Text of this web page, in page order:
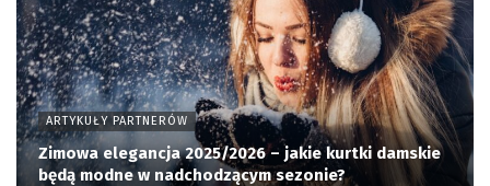
ARTYKUŁY PARTNERÓW
Zimowa elegancja 2025/2026 – jakie kurtki damskie
będą modne w nadchodzącym sezonie?